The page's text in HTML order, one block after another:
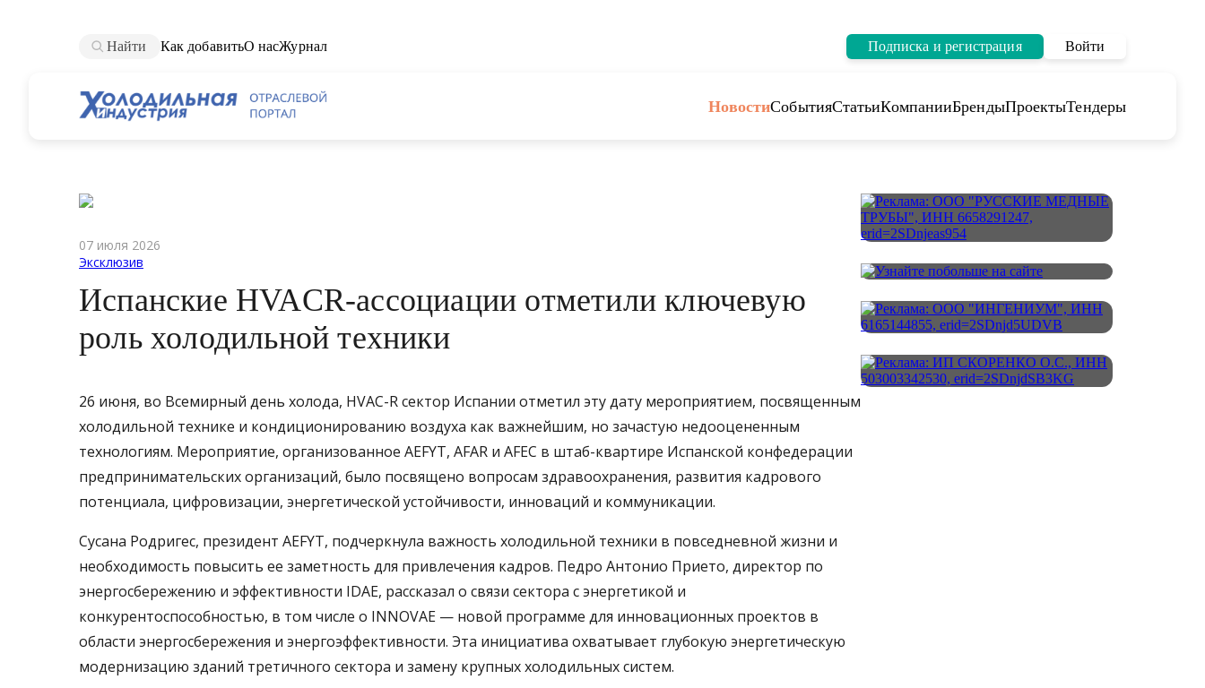
Найти Как добавитьО насЖурнал Подписка и регистрация Войти
НовостиСобытияСтатьиКомпанииБрендыПроектыТендеры
07 июля 2026
Эксклюзив
Испанские HVACR-ассоциации отметили ключевую
роль холодильной техники
26 июня, во Всемирный день холода, HVAC-R сектор Испании отметил эту дату мероприятием, посвященным
холодильной технике и кондиционированию воздуха как важнейшим, но зачастую недооцененным
технологиям. Мероприятие, организованное AEFYT, AFAR и AFEC в штаб-квартире Испанской конфедерации
предпринимательских организаций, было посвящено вопросам здравоохранения, развития кадрового
потенциала, цифровизации, энергетической устойчивости, инноваций и коммуникации.
Сусана Родригес, президент AEFYT, подчеркнула важность холодильной техники в повседневной жизни и
необходимость повысить ее заметность для привлечения кадров. Педро Антонио Прието, директор по
энергосбережению и эффективности IDAE, рассказал о связи сектора с энергетикой и
конкурентоспособностью, в том числе о INNOVAE — новой программе для инновационных проектов в
области энергосбережения и энергоэффективности. Эта инициатива охватывает глубокую энергетическую
модернизацию зданий третичного сектора и замену крупных холодильных систем.